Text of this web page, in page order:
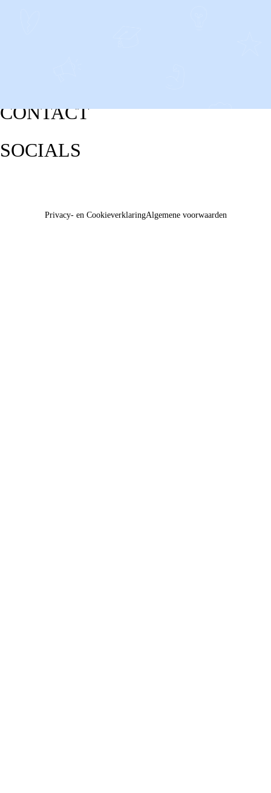
CONTACT
SOCIALS
Privacy- en CookieverklaringAlgemene voorwaarden